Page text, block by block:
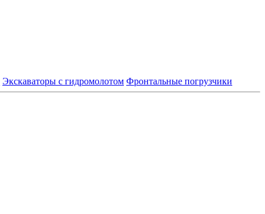
Экскаваторы с гидромолотом Фронтальные погрузчики